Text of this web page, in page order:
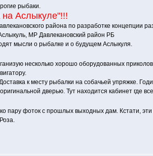
рыбаки.
Аслыкуле"!!!
района по разработке концепции
МР Давлекановский район РБ
мысли о рыбалке и о будущем Аслыкуля.
несколько хорошо оборудованных
к месту рыбалки на собачьей упряжке.
дверью. Тут находится кабинет где
пару фоток с прошлых выходных дам. Кстати,